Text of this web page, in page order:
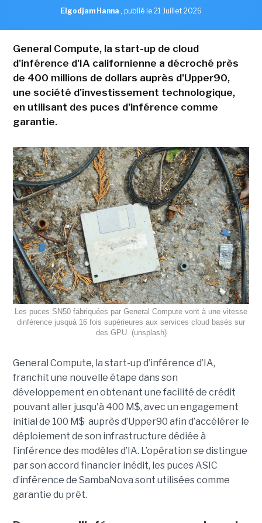
Elgodjam Hanna , publié le 21 Juillet 2026
General Compute, la start-up de cloud
d'inférence d'IA californienne a décroché près
de 400 millions de dollars auprès d'Upper90,
une société d'investissement technologique,
en utilisant des puces d'inférence comme
garantie.
Les puces SN50 fabriquées par General Compute vont à une vitesse
dinférence jusquà 16 fois supérieures aux services cloud basés sur
des GPU. (unsplash)
General Compute, la start-up d’inférence d’IA,
franchit une nouvelle étape dans son
développement en obtenant une facilité de crédit
pouvant aller jusqu'à 400 M$, avec un engagement
initial de 100 M$ auprès d’Upper90 afin d’accélérer le
déploiement de son infrastructure dédiée à
l’inférence des modèles d’IA. L’opération se distingue
par son accord financier inédit, les puces ASIC
d’inférence de SambaNova sont utilisées comme
garantie du prêt.